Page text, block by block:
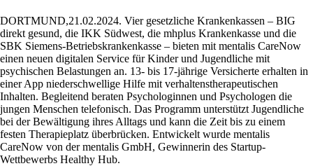
DORTMUND,21.02.2024. Vier gesetzliche Krankenkassen – BIG
direkt gesund, die IKK Südwest, die mhplus Krankenkasse und die
SBK Siemens-Betriebskrankenkasse – bieten mit mentalis CareNow
einen neuen digitalen Service für Kinder und Jugendliche mit
psychischen Belastungen an. 13- bis 17-jährige Versicherte erhalten in
einer App niederschwellige Hilfe mit verhaltenstherapeutischen
Inhalten. Begleitend beraten Psychologinnen und Psychologen die
jungen Menschen telefonisch. Das Programm unterstützt Jugendliche
bei der Bewältigung ihres Alltags und kann die Zeit bis zu einem
festen Therapieplatz überbrücken. Entwickelt wurde mentalis
CareNow von der mentalis GmbH, Gewinnerin des Startup-
Wettbewerbs Healthy Hub.